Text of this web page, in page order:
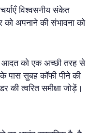
विश्वसनीय संकेत
को अपनाने की संभावना को
को एक अच्छी तरह से
पास सुबह कॉफी पीने की
त्वरित समीक्षा जोड़ें।